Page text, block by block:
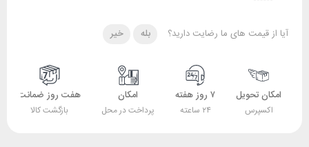
آیا از قیمت های ما رضایت دارید؟ بله خیر
امکان تحویل
اکسپرس
۷ روز هفته
۲۴ ساعته
امکان
پرداخت در محل
هفت روز ضمانت
بازگشت کالا